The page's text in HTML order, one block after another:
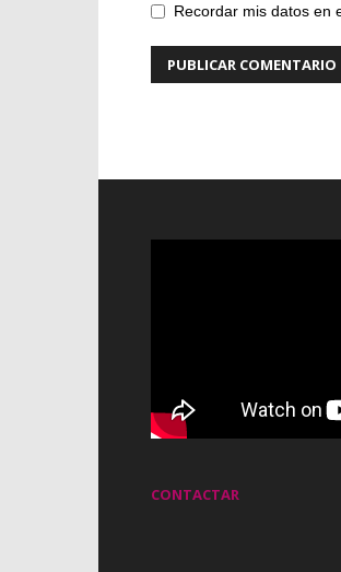
Recordar mis datos en
CONTACTAR